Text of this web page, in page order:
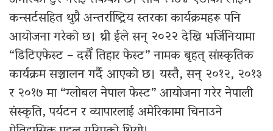
कन्सर्टसहित थुप्रै अन्तर्राष्ट्रिय स्तरका कार्यक्रमहरू पनि
आयोजना गरेको छ। थ्री ईले सन् २०२२ देखि भर्जिनियामा
“डिटिएफेस्ट – दसैँ तिहार फेस्ट” नामक बृहत् सांस्कृतिक
कार्यक्रम सञ्चालन गर्दै आएको छ। यस्तै, सन् २०१२, २०१३
र २०१७ मा “ग्लोबल नेपाल फेस्ट” आयोजना गरेर नेपाली
संस्कृति, पर्यटन र व्यापारलाई अमेरिकामा चिनाउने